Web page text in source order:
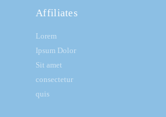
Affiliates
Lorem
Ipsum Dolor
Sit amet
consectetur
quis